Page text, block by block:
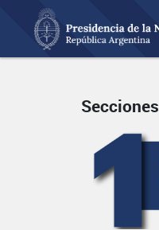
Secciones